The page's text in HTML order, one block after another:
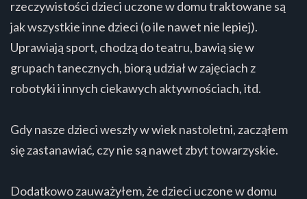
rzeczywistości dzieci uczone w domu traktowane są
jak wszystkie inne dzieci (o ile nawet nie lepiej).
Uprawiają sport, chodzą do teatru, bawią się w
grupach tanecznych, biorą udział w zajęciach z
robotyki i innych ciekawych aktywnościach, itd.
Gdy nasze dzieci weszły w wiek nastoletni, zacząłem
się zastanawiać, czy nie są nawet zbyt towarzyskie.
Dodatkowo zauważyłem, że dzieci uczone w domu